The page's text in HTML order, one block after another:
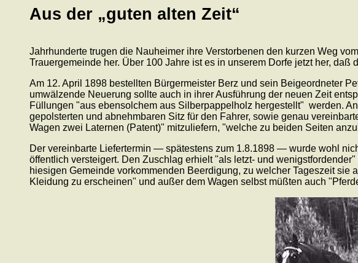
Aus der „guten alten Zeit“
Jahrhunderte trugen die Nauheimer ihre Verstorbenen den kurzen Weg
Trauergemeinde her. Über 100 Jahre ist es in unserem Dorfe jetzt her,
Am 12. April 1898 bestellten Bürgermeister Berz und sein Beigeordneter
umwälzende Neuerung sollte auch in ihrer Ausführung der neuen Zeit
Füllungen "aus ebensolchem aus Silberpappelholz hergestellt" werden.
gepolsterten und abnehmbaren Sitz für den Fahrer, sowie genau
Wagen zwei Laternen (Patent)" mitzuliefern, "welche zu beiden Seiten
Der vereinbarte Liefertermin — spätestens zum 1.8.1898 — wurde wohl
öffentlich versteigert. Den Zuschlag erhielt "als letzt- und
hiesigen Gemeinde vorkommenden Beerdigung, zu welcher Tageszeit
Kleidung zu erscheinen" und außer dem Wagen selbst müßten auch